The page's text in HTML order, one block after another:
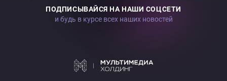
ПОДПИСЫВАЙСЯ НА НАШИ СОЦСЕТИ
и будь в курсе всех наших новостей